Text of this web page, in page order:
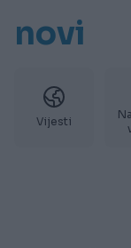
novi
Vijesti